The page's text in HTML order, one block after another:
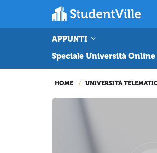
APPUNTI
Speciale Università Online
HOME UNIVERSITÀ